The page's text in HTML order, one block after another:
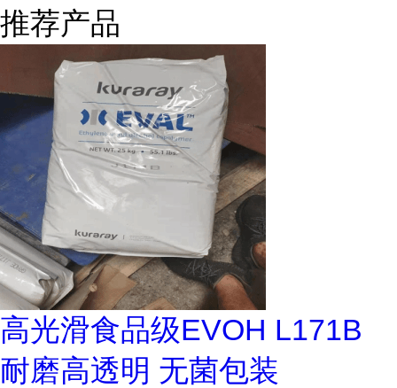
推荐产品
高光滑食品级EVOH L171B
耐磨高透明 无菌包装